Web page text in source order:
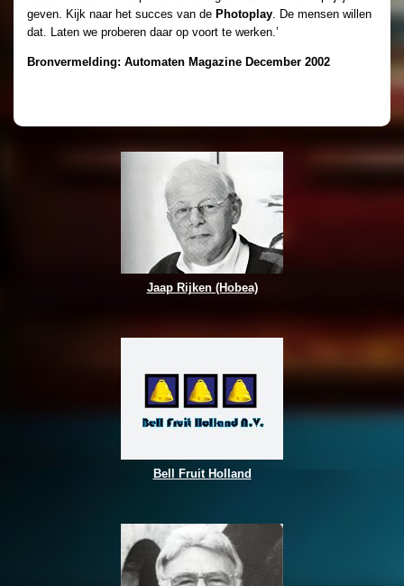
geven. Kijk naar het succes van de Photoplay. De mensen willen
dat. Laten we proberen daar op voort te werken.’
Bronvermelding: Automaten Magazine December 2002
Jaap Rijken (Hobea)
Bell Fruit Holland